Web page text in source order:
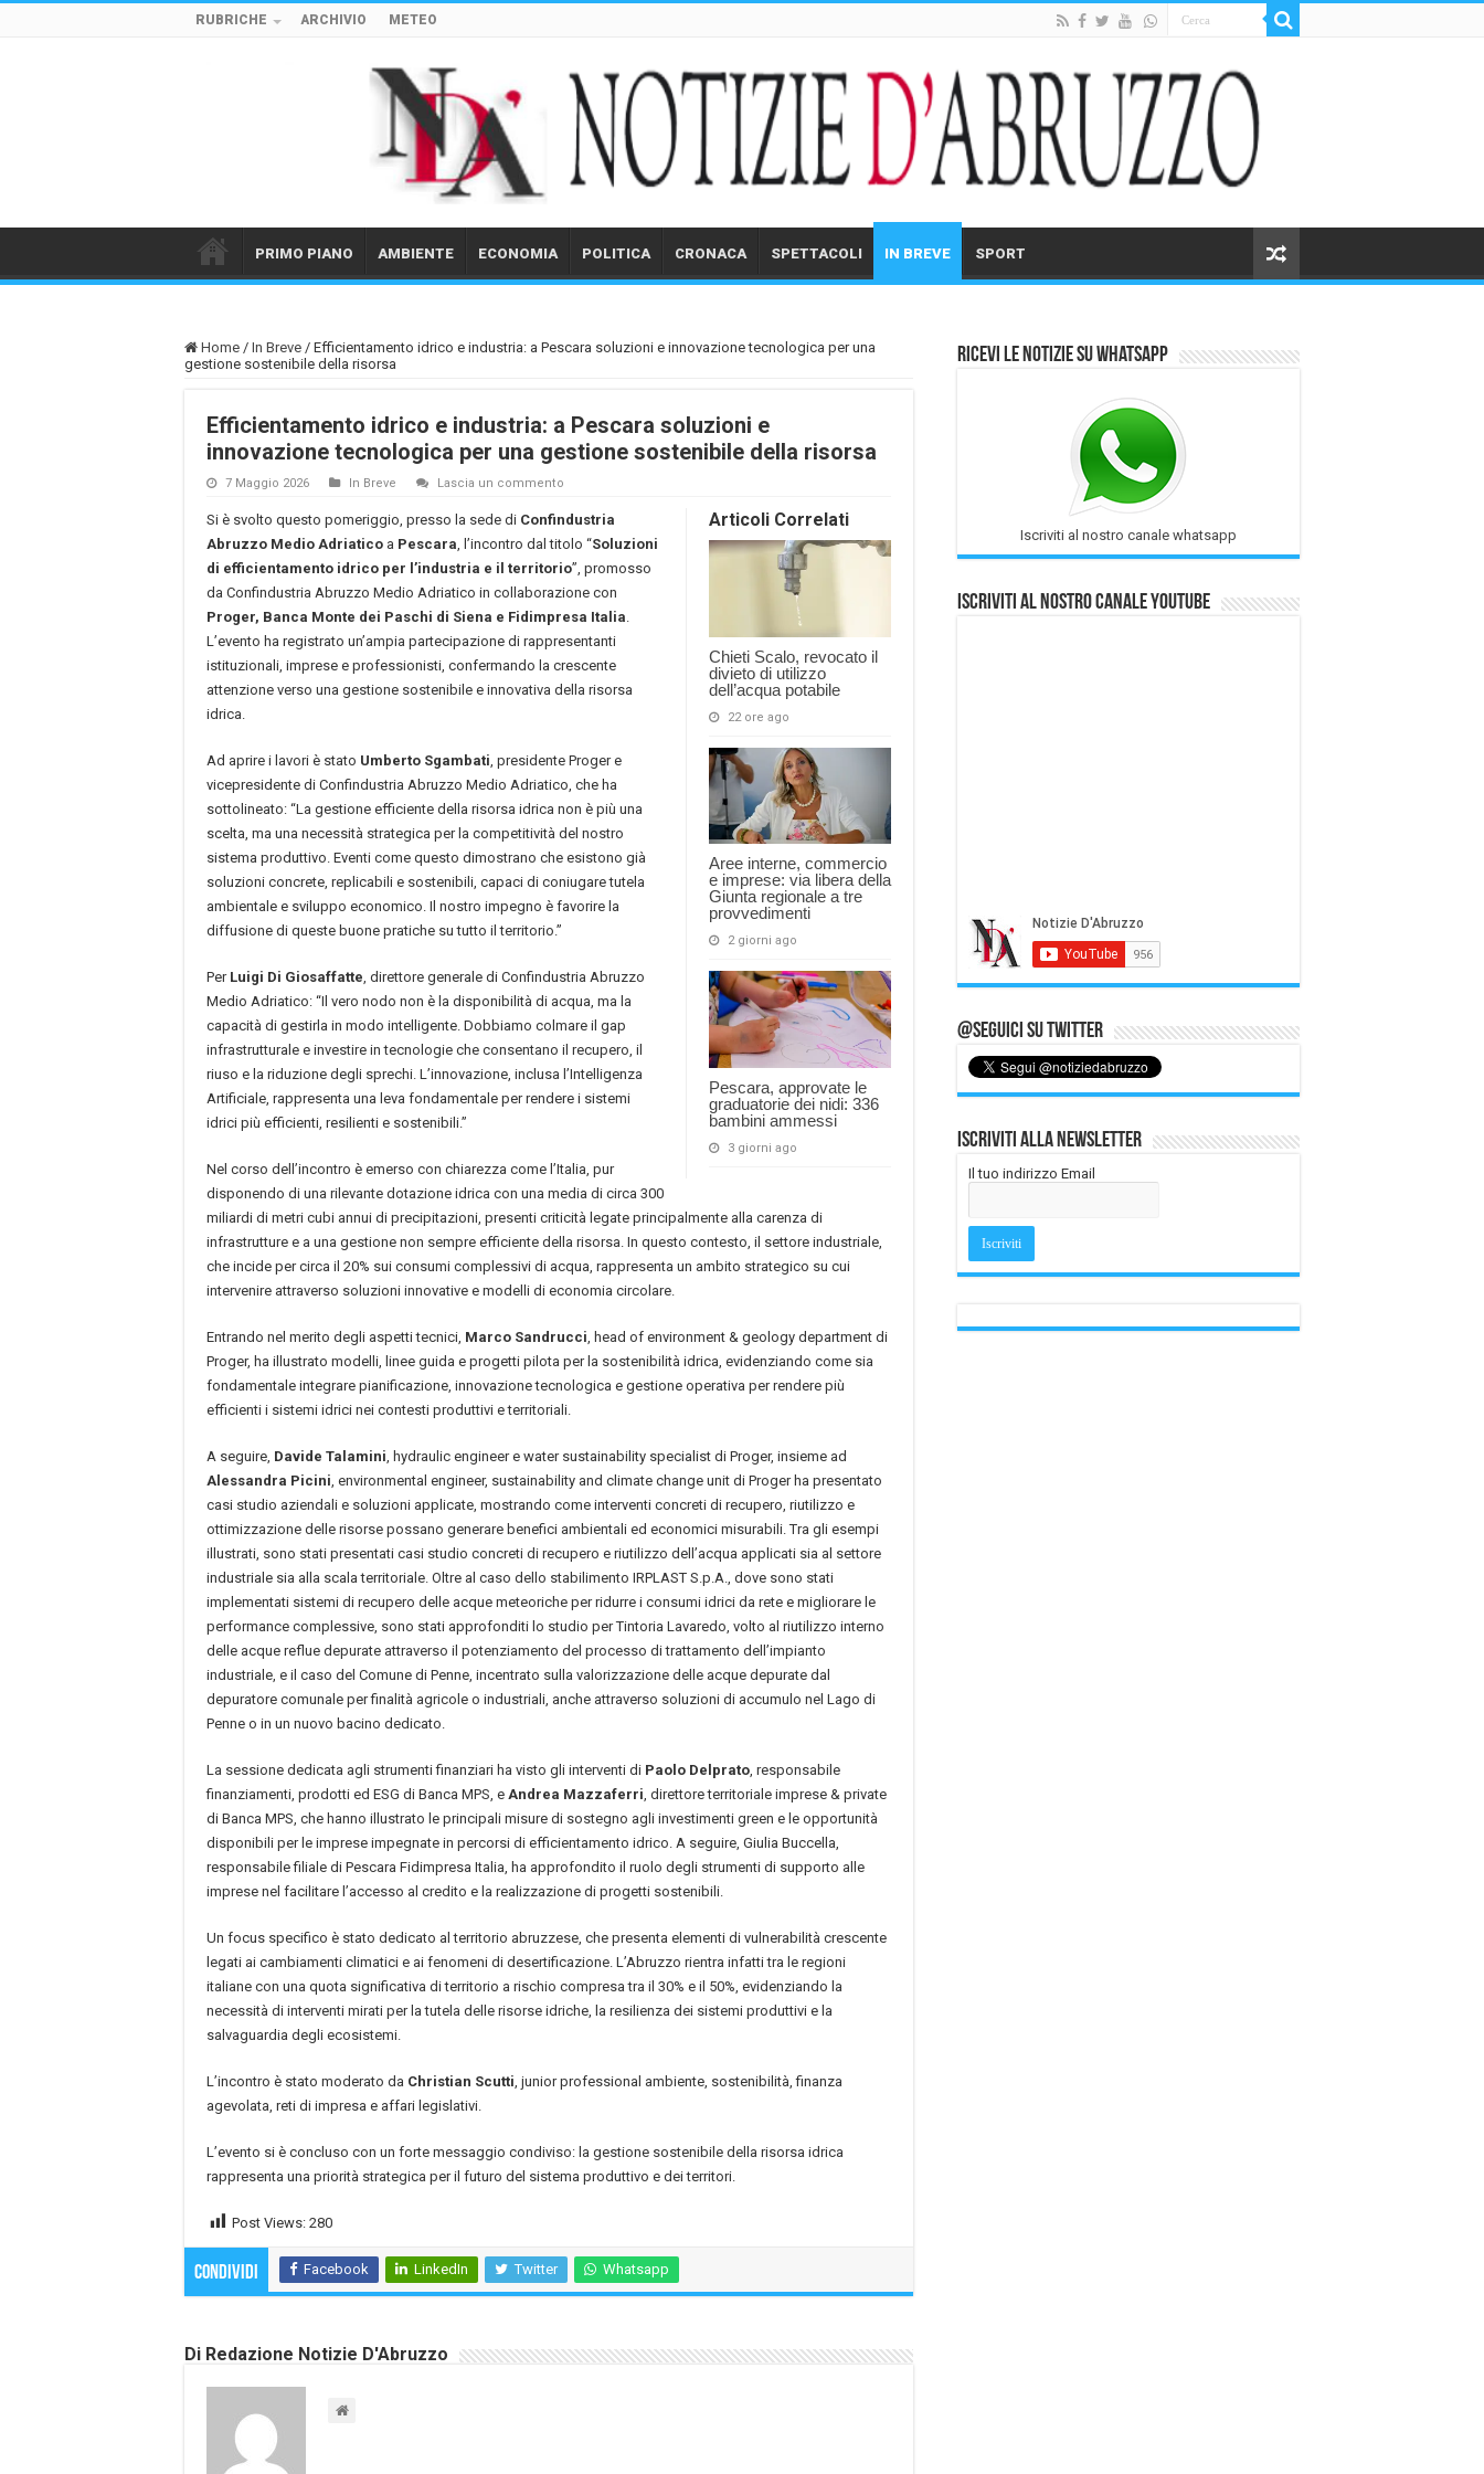
RUBRICHE ARCHIVIO METEO
PRIMO PIANO AMBIENTE ECONOMIA POLITICA CRONACA SPETTACOLI IN BREVE SPORT
Home / In Breve / Efficientamento idrico e industria: a Pescara soluzioni e innovazione tecnologica per una
gestione sostenibile della risorsa
Efficientamento idrico e industria: a Pescara soluzioni e
innovazione tecnologica per una gestione sostenibile della risorsa
7 Maggio 2026 In Breve Lascia un commento
Articoli Correlati
Chieti Scalo, revocato il
divieto di utilizzo
dell’acqua potabile
22 ore ago
Aree interne, commercio
e imprese: via libera della
Giunta regionale a tre
provvedimenti
2 giorni ago
Pescara, approvate le
graduatorie dei nidi: 336
bambini ammessi
3 giorni ago
Si è svolto questo pomeriggio, presso la sede di Confindustria
Abruzzo Medio Adriatico a Pescara , l’incontro dal titolo “Soluzioni
di efficientamento idrico per l’industria e il territorio”, promosso
da Confindustria Abruzzo Medio Adriatico in collaborazione con
Proger, Banca Monte dei Paschi di Siena e Fidimpresa Italia
L’evento ha registrato un’ampia partecipazione di rappresentanti
istituzionali, imprese e professionisti, confermando la crescente
attenzione verso una gestione sostenibile e innovativa della risorsa
idrica.
Ad aprire i lavori è stato Umberto Sgambati , presidente Proger e
vicepresidente di Confindustria Abruzzo Medio Adriatico, che ha
sottolineato: “La gestione efficiente della risorsa idrica non è più una
scelta, ma una necessità strategica per la competitività del nostro
sistema produttivo. Eventi come questo dimostrano che esistono già
soluzioni concrete, replicabili e sostenibili, capaci di coniugare tutela
ambientale e sviluppo economico. Il nostro impegno è favorire la
diffusione di queste buone pratiche su tutto il territorio.”
Per Luigi Di Giosaffatte , direttore generale di Confindustria Abruzzo
Medio Adriatico: “Il vero nodo non è la disponibilità di acqua, ma la
capacità di gestirla in modo intelligente. Dobbiamo colmare il gap
infrastrutturale e investire in tecnologie che consentano il recupero, il
riuso e la riduzione degli sprechi. L’innovazione, inclusa l’Intelligenza
Artificiale, rappresenta una leva fondamentale per rendere i sistemi
idrici più efficienti, resilienti e sostenibili.”
Nel corso dell’incontro è emerso con chiarezza come l’Italia, pur
disponendo di una rilevante dotazione idrica con una media di circa 300
miliardi di metri cubi annui di precipitazioni, presenti criticità legate principalmente alla carenza di
infrastrutture e a una gestione non sempre efficiente della risorsa. In questo contesto, il settore industriale,
che incide per circa il 20% sui consumi complessivi di acqua, rappresenta un ambito strategico su cui
intervenire attraverso soluzioni innovative e modelli di economia circolare.
Entrando nel merito degli aspetti tecnici, Marco Sandrucci , head of environment & geology department di
Proger, ha illustrato modelli, linee guida e progetti pilota per la sostenibilità idrica, evidenziando come sia
fondamentale integrare pianificazione, innovazione tecnologica e gestione operativa per rendere più
efficienti i sistemi idrici nei contesti produttivi e territoriali.
A seguire, Davide Talamini , hydraulic engineer e water sustainability specialist di Proger, insieme ad
Alessandra Picini , environmental engineer, sustainability and climate change unit di Proger ha presentato
casi studio aziendali e soluzioni applicate, mostrando come interventi concreti di recupero, riutilizzo e
ottimizzazione delle risorse possano generare benefici ambientali ed economici misurabili. Tra gli esempi
illustrati, sono stati presentati casi studio concreti di recupero e riutilizzo dell’acqua applicati sia al settore
industriale sia alla scala territoriale. Oltre al caso dello stabilimento IRPLAST S.p.A., dove sono stati
implementati sistemi di recupero delle acque meteoriche per ridurre i consumi idrici da rete e migliorare le
performance complessive, sono stati approfonditi lo studio per Tintoria Lavaredo, volto al riutilizzo interno
delle acque reflue depurate attraverso il potenziamento del processo di trattamento dell’impianto
industriale, e il caso del Comune di Penne, incentrato sulla valorizzazione delle acque depurate dal
depuratore comunale per finalità agricole o industriali, anche attraverso soluzioni di accumulo nel Lago di
Penne o in un nuovo bacino dedicato.
La sessione dedicata agli strumenti finanziari ha visto gli interventi di Paolo Delprato , responsabile
finanziamenti, prodotti ed ESG di Banca MPS, e Andrea Mazzaferri , direttore territoriale imprese & private
di Banca MPS, che hanno illustrato le principali misure di sostegno agli investimenti green e le opportunità
disponibili per le imprese impegnate in percorsi di efficientamento idrico. A seguire, Giulia Buccella,
responsabile filiale di Pescara Fidimpresa Italia, ha approfondito il ruolo degli strumenti di supporto alle
imprese nel facilitare l’accesso al credito e la realizzazione di progetti sostenibili.
Un focus specifico è stato dedicato al territorio abruzzese, che presenta elementi di vulnerabilità crescente
legati ai cambiamenti climatici e ai fenomeni di desertificazione. L’Abruzzo rientra infatti tra le regioni
italiane con una quota significativa di territorio a rischio compresa tra il 30% e il 50%, evidenziando la
necessità di interventi mirati per la tutela delle risorse idriche, la resilienza dei sistemi produttivi e la
salvaguardia degli ecosistemi.
L’incontro è stato moderato da Christian Scutti , junior professional ambiente, sostenibilità, finanza
agevolata, reti di impresa e affari legislativi.
L’evento si è concluso con un forte messaggio condiviso: la gestione sostenibile della risorsa idrica
rappresenta una priorità strategica per il futuro del sistema produttivo e dei territori.
Post Views: 280
Condividi Facebook LinkedIn Twitter Whatsapp
Di Redazione Notizie D'Abruzzo
Ricevi le notizie su Whatsapp
Iscriviti al nostro canale whatsapp
Iscriviti al nostro Canale Youtube
@Seguici su Twitter
Iscriviti alla Newsletter
Il tuo indirizzo Email